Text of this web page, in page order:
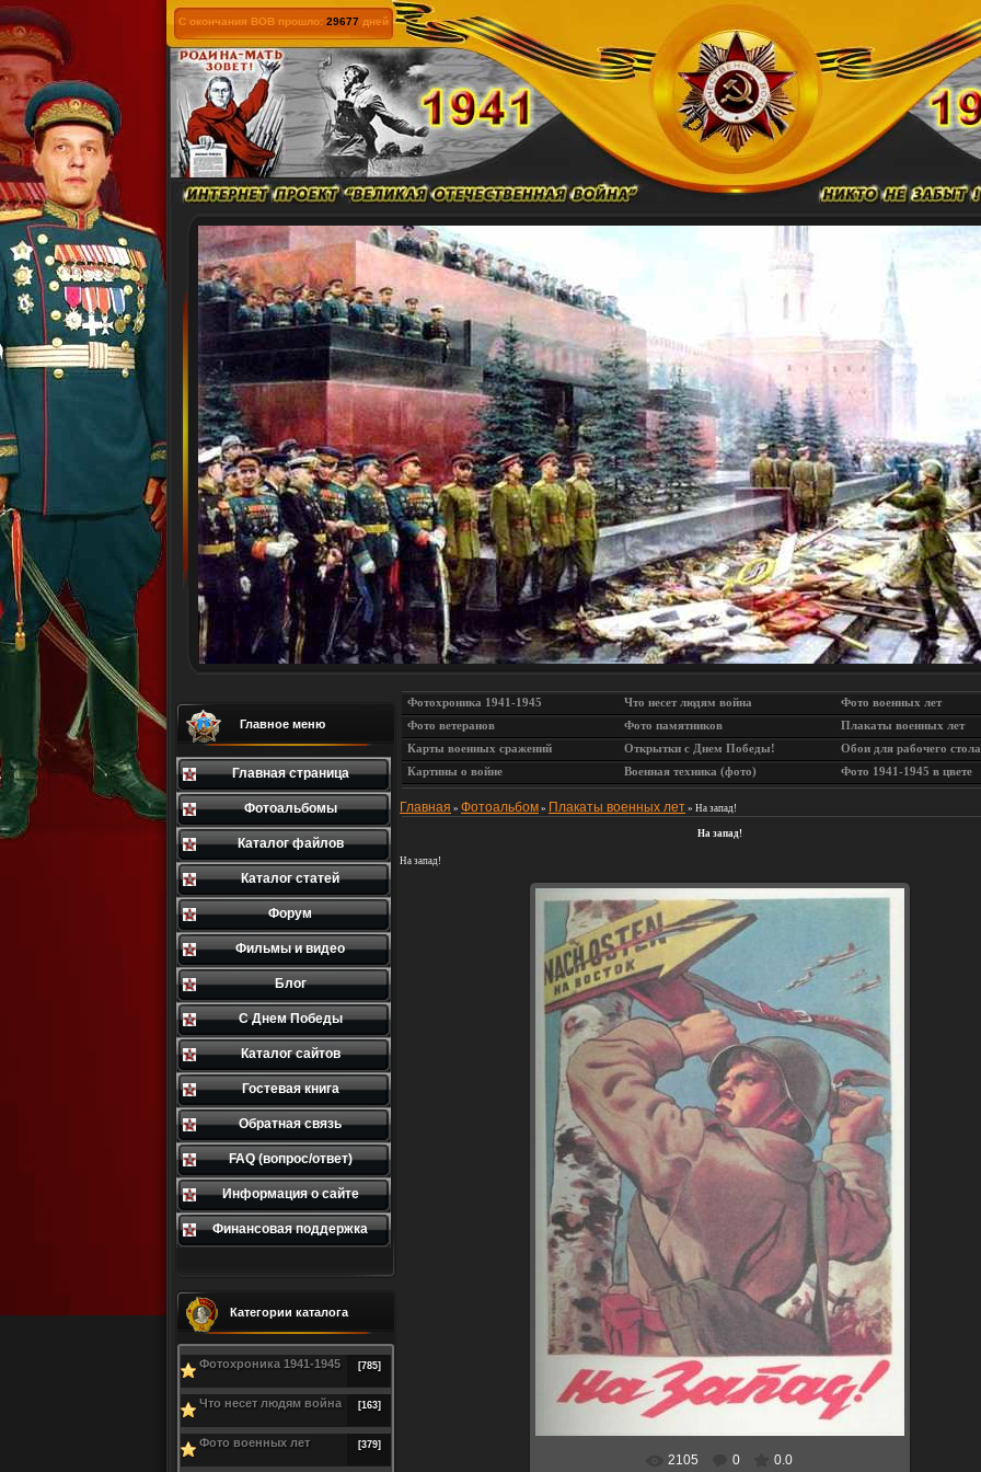
С окончания ВОВ прошло: 29677 дней
Главное меню
Главная страница
Фотоальбомы
Каталог файлов
Каталог статей
Форум
Фильмы и видео
Блог
С Днем Победы
Каталог сайтов
Гостевая книга
Обратная связь
FAQ (вопрос/ответ)
Информация о сайте
Финансовая поддержка
Категории каталога
Фотохроника 1941-1945 [785]
Что несет людям война [163]
Фото военных лет [379]
Фотохроника 1941-1945 Что несет людям война
Фото военных лет
Фото ветеранов
Фото памятников
Плакаты военных лет
Карты военных сражений
Открытки с Днем Победы!
Обои для рабочего стола
Картины о войне
Военная техника (фото) Фото 1941-1945 в цвете
Главная » Фотоальбом » Плакаты военных лет » На запад!
На запад!
На запад!
В реальном размере 405x600
2105 0 0.0